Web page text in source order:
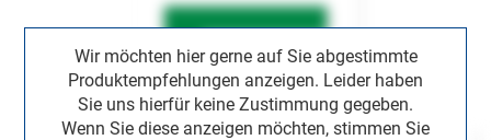
Wir möchten hier gerne auf Sie abgestimmte
Produktempfehlungen anzeigen. Leider haben
Sie uns hierfür keine Zustimmung gegeben.
Wenn Sie diese anzeigen möchten, stimmen Sie